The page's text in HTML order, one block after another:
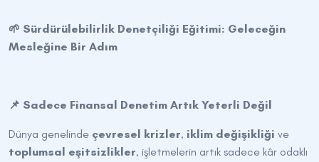
🌱 Sürdürülebilirlik Denetçiliği Eğitimi: Geleceğin
Mesleğine Bir Adım
📌 Sadece Finansal Denetim Artık Yeterli Değil
Dünya genelinde çevresel krizler, iklim değişikliği ve
toplumsal eşitsizlikler, işletmelerin artık sadece kâr odaklı